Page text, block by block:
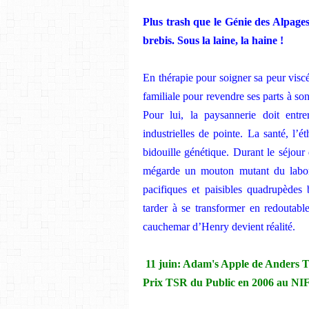
Plus trash que le Génie des
brebis. Sous la laine, la haine !
En thérapie pour soigner sa peur
familiale pour revendre ses parts à
Pour lui, la paysannerie doit
industrielles de pointe. La santé,
bidouille génétique. Durant le
mégarde un mouton mutant du
pacifiques et paisibles
tarder à se transformer en
cauchemar d’Henry devient réalité.
11 juin: Adam's Apple de Anders
Prix TSR du Public en 2006 au